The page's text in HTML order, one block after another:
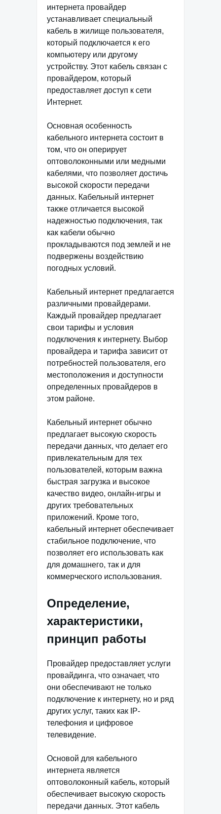
интернета провайдер
устанавливает специальный
кабель в жилище пользователя,
который подключается к его
компьютеру или другому
устройству. Этот кабель связан с
провайдером, который
предоставляет доступ к сети
Интернет.
Основная особенность
кабельного интернета состоит в
том, что он оперирует
оптоволоконными или медными
кабелями, что позволяет достичь
высокой скорости передачи
данных. Кабельный интернет
также отличается высокой
надежностью подключения, так
как кабели обычно
прокладываются под землей и не
подвержены воздействию
погодных условий.
Кабельный интернет предлагается
различными провайдерами.
Каждый провайдер предлагает
свои тарифы и условия
подключения к интернету. Выбор
провайдера и тарифа зависит от
потребностей пользователя, его
местоположения и доступности
определенных провайдеров в
этом районе.
Кабельный интернет обычно
предлагает высокую скорость
передачи данных, что делает его
привлекательным для тех
пользователей, которым важна
быстрая загрузка и высокое
качество видео, онлайн-игры и
других требовательных
приложений. Кроме того,
кабельный интернет обеспечивает
стабильное подключение, что
позволяет его использовать как
для домашнего, так и для
коммерческого использования.
Определение,
характеристики,
принцип работы
Провайдер предоставляет услуги
провайдинга, что означает, что
они обеспечивают не только
подключение к интернету, но и ряд
других услуг, таких как IP-
телефония и цифровое
телевидение.
Основой для кабельного
интернета является
оптоволоконный кабель, который
обеспечивает высокую скорость
передачи данных. Этот кабель